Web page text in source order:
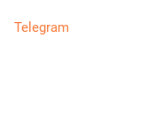
Telegram